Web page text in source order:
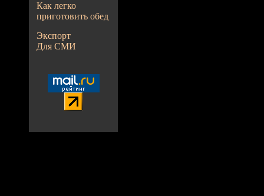
Как легко
приготовить обед
Экспорт
Для СМИ